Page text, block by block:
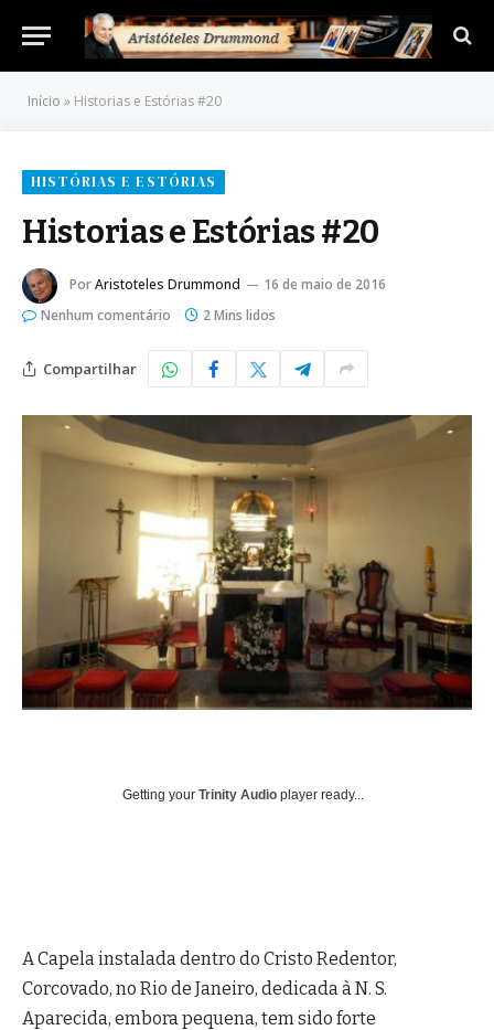
Início » Historias e Estórias #20
HISTÓRIAS E ESTÓRIAS
Historias e Estórias #20
PorAristoteles Drummond
16 de maio de 2016
Nenhum comentário
2 Mins lidos
Compartilhar
Getting your Trinity Audio player ready...
A Capela instalada dentro do Cristo Redentor,
Corcovado, no Rio de Janeiro, dedicada à N. S.
Aparecida, embora pequena, tem sido forte